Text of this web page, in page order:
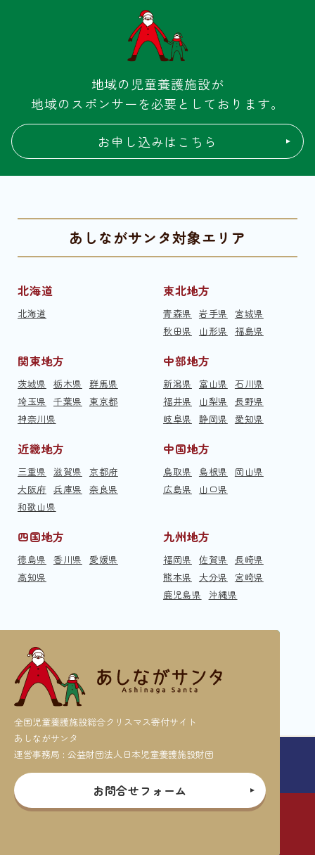
地域の児童養護施設が
地域のスポンサーを必要としております。
お申し込みはこちら
あしながサンタ対象エリア
北海道
北海道
東北地方
青森県 岩手県
宮城県
秋田県
山形県 福島県
関東地方
茨城県 栃木県
群馬県
埼玉県
千葉県
東京都
神奈川県
中部地方
新潟県 富山県
石川県
福井県
山梨県
長野県
岐阜県
静岡県 愛知県
近畿地方
三重県 滋賀県
京都府
大阪府 兵庫県
奈良県
和歌山県
中国地方
鳥取県 島根県
岡山県
広島県
山口県
四国地方
徳島県 香川県
愛媛県
高知県
九州地方
福岡県 佐賀県
長崎県
熊本県
大分県
宮崎県
鹿児島県
沖縄県
全国児童養護施設総合クリスマス寄付サイト
あしながサンタ
運営事務局 : 公益財団法人日本児童養護施設財団
お問合せフォーム